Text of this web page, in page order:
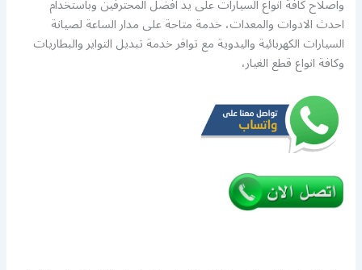
واصلاح كافة انواع السيارات على يد افضل المحترفين وباستخدام
احدث الادوات والمعدات، خدمة متاحة على مدار الساعة لصيانة
السيارات الكهربائية واليدوية مع توافر خدمة تبديل التواير والبطاريات
وكافة انواع قطع الغيار،